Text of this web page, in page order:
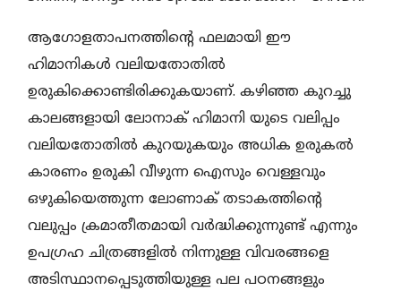
ആഗോളതാപനത്തിന്റെ ഫലമായി ഈ
ഹിമാനികൾ വലിയതോതിൽ
ഉരുകിക്കൊണ്ടിരിക്കുകയാണ്. കഴിഞ്ഞ കുറച്ചു
കാലങ്ങളായി ലോനാക് ഹിമാനി യുടെ വലിപ്പം
വലിയതോതിൽ കുറയുകയും അധിക ഉരുകൽ
കാരണം ഉരുകി വീഴുന്ന ഐസും വെള്ളവും
ഒഴുകിയെത്തുന്ന ലോണാക് തടാകത്തിന്റെ
വലുപ്പം ക്രമാതീതമായി വർദ്ധിക്കുന്നുണ്ട് എന്നും
ഉപഗ്രഹ ചിത്രങ്ങളിൽ നിന്നുള്ള വിവരങ്ങളെ
അടിസ്ഥാനപ്പെടുത്തിയുള്ള പല പഠനങ്ങളും